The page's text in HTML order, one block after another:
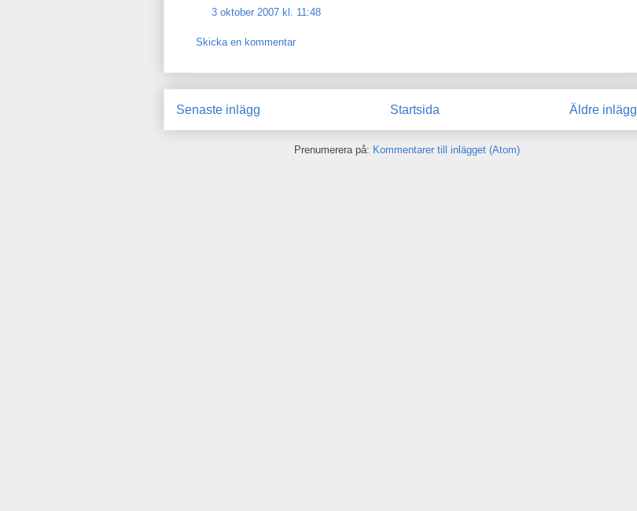
3 oktober 2007 kl. 11:48
Skicka en kommentar
Senaste inlägg Äldre inlägg
Startsida
Prenumerera på: Kommentarer till inlägget (Atom)